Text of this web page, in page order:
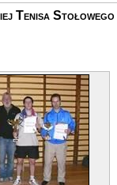
Tenisa Stołowego